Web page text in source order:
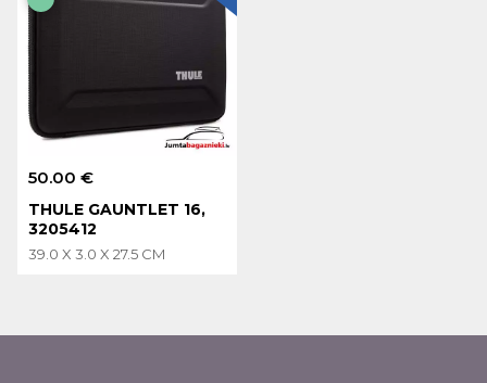
50.00 €
THULE GAUNTLET 16,
3205412
39.0 X 3.0 X 27.5 CM